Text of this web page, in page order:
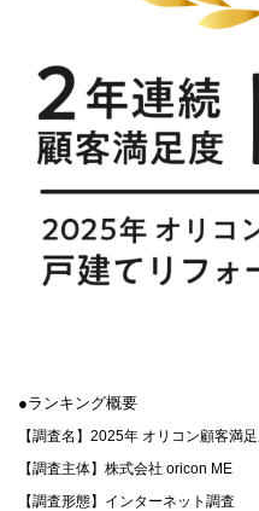
●ランキング概要
【調査名】2025年 オリコン顧客満
【調査主体】株式会社 oricon ME
【調査形態】インターネット調査